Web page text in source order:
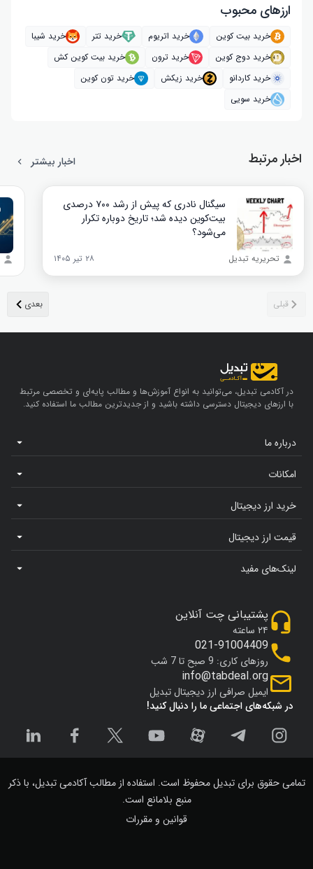
ارز‌های محبوب
خرید بیت کوین خرید اتریوم خرید تتر
خرید شیبا
خرید دوج کوین
خرید ترون
خرید بیت کوین کش
خرید کاردانو
خرید زیکش
خرید تون کوین
خرید سویی
اخبار مرتبط اخبار بیشتر
سیگنال نادری که پیش از رشد ۷۰۰ درصدی
بیت‌کوین دیده شد؛ تاریخ دوباره تکرار
می‌شود؟
تحریریه تبدیل ۲۸ تیر ۱۴۰۵
در آکادمی تبدیل، می‌توانید به انواع آموزش‌ها و مطالب پایه‌ای و تخصصی مرتبط
با ارزهای دیجیتال دسترسی داشته باشید و از جدیدترین مطالب ما استفاده کنید.
درباره ما
امکانات
خرید ارز دیجیتال
قیمت ارز دیجیتال
لینک‌های مفید
در شبکه‌های اجتماعی ما را دنبال کنید!
پشتیبانی چت آنلاین
۲۴ ساعته
021-91004409
روزهای کاری: 9 صبح تا 7 شب
info@tabdeal.org
ایمیل صرافی ارز دیجیتال تبدیل
تمامی حقوق برای تبدیل محفوظ است. استفاده از مطالب آکادمی تبدیل، با ذکر
منبع بلامانع است.
قوانین و مقررات